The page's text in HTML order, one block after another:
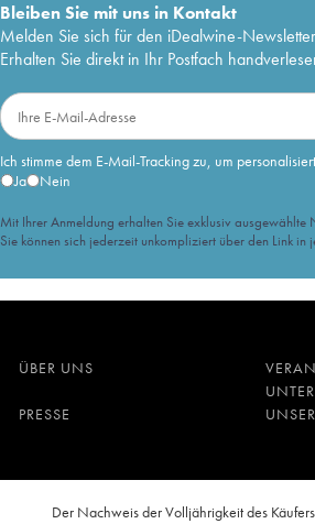
Bleiben Sie mit uns in Kontakt
Melden Sie sich für den iDealwine-
Erhalten Sie direkt in Ihr Postfach
Ich stimme dem E-Mail-Tracking zu, um
Ja
Nein
Mit Ihrer Anmeldung erhalten Sie exklusiv
Sie können sich jederzeit unkompliziert über den Link in
ÜBER UNS
PRESSE
Der Nachweis der Volljährigkeit des